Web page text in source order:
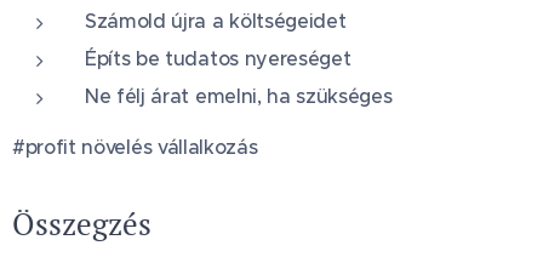
Számold újra a költségeidet
Építs be tudatos nyereséget
Ne félj árat emelni, ha szükséges
#profit növelés vállalkozás
Összegzés